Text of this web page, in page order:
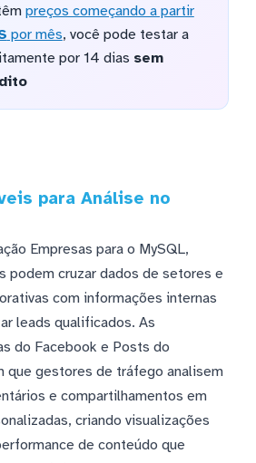
preços começando a partir
por mês, você pode testar a
por 14 dias sem
para Análise no
Empresas para o MySQL,
podem cruzar dados de setores e
com informações internas
leads qualificados. As
do Facebook e Posts do
que gestores de tráfego analisem
e compartilhamentos em
criando visualizações
de conteúdo que